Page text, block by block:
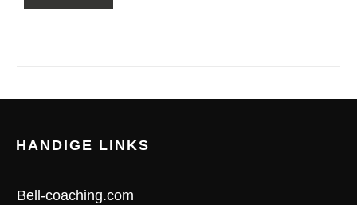
HANDIGE LINKS
Bell-coaching.com